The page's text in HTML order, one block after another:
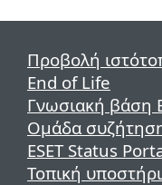
Προβολή
End of Life
Γνωσιακή βάση
Ομάδα
ESET Status
Τοπική